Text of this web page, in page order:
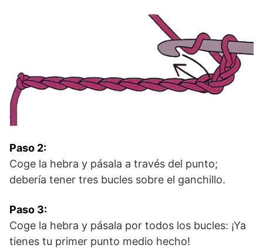
Paso 2:
Coge la hebra y pásala a través del punto;
debería tener tres bucles sobre el ganchillo.
Paso 3:
Coge la hebra y pásala por todos los bucles: ¡Ya
tienes tu primer punto medio hecho!